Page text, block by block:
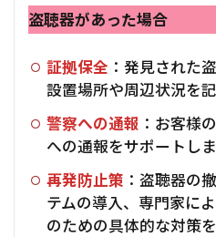
盗聴器があった場合
証拠保全 ：発見された
設置場所や周辺状況を記
警察への通報 ：お客様
への通報をサポートしま
再発防止策 ：盗聴器の
テムの導入、専門家に
のための具体的な対策